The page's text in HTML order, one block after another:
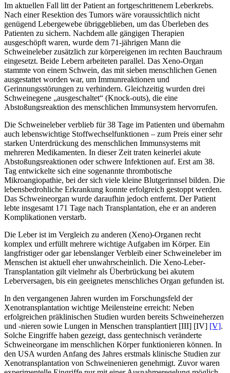
Im aktuellen Fall litt der Patient an fortgeschrittenem Leberkrebs.
Nach einer Resektion des Tumors wäre voraussichtlich nicht
genügend Lebergewebe übriggeblieben, um das Überleben des
Patienten zu sichern. Nachdem alle gängigen Therapien
ausgeschöpft waren, wurde dem 71-jährigen Mann die
Schweineleber zusätzlich zur körpereigenen im rechten Bauchraum
eingesetzt. Beide Lebern arbeiteten parallel. Das Xeno-Organ
stammte von einem Schwein, das mit sieben menschlichen Genen
ausgestattet worden war, um Immunreaktionen und
Gerinnungsstörungen zu verhindern. Gleichzeitig wurden drei
Schweinegene „ausgeschaltet“ (Knock-outs), die eine
Abstoßungsreaktion des menschlichen Immunsystem hervorrufen.
Die Schweineleber verblieb für 38 Tage im Patienten und übernahm
auch lebenswichtige Stoffwechselfunktionen – zum Preis einer sehr
starken Unterdrückung des menschlichen Immunsystems mit
mehreren Medikamenten. In dieser Zeit traten keinerlei akute
Abstoßungsreaktionen oder schwere Infektionen auf. Erst am 38.
Tag entwickelte sich eine sogenannte thrombotische
Mikroangiopathie, bei der sich viele kleine Blutgerinnsel bilden. Die
lebensbedrohliche Erkrankung konnte erfolgreich gestoppt werden.
Das Schweineorgan wurde daraufhin jedoch entfernt. Der Patient
lebte insgesamt 171 Tage nach Transplantation, ehe er an anderen
Komplikationen verstarb.
Die Leber ist im Vergleich zu anderen (Xeno)-Organen recht
komplex und erfüllt mehrere wichtige Aufgaben im Körper. Ein
langfristiger oder gar lebenslanger Verbleib einer Schweineleber im
Menschen ist aktuell eher unwahrscheinlich. Die Xeno-Leber-
Transplantation gilt vielmehr als Überbrückung bei akutem
Leberversagen, bis ein geeignetes menschliches Organ gefunden ist.
In den vergangenen Jahren wurden im Forschungsfeld der
Xenotransplantation wichtige Meilensteine erreicht: Neben
erfolgreichen präklinischen Studien wurden bereits Schweineherzen
und -nieren sowie Lungen in Menschen transplantiert [III] [IV] [V].
Solche Eingriffe haben gezeigt, dass gentechnisch veränderte
Schweineorgane im menschlichen Körper funktionieren können. In
den USA wurden Anfang des Jahres erstmals klinische Studien zur
Xenotransplantation von Schweinenieren genehmigt. Zuvor waren